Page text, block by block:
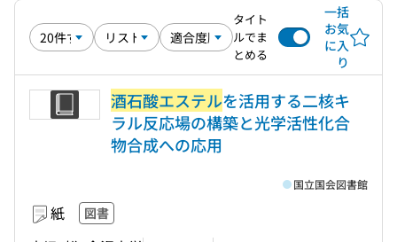
タイト
ルでま
とめる
一括
お気
に入
り
酒石酸エステルを活用する二核キ
ラル反応場の構築と光学活性化合
物合成への応用
紙 図書
国立国会図書館